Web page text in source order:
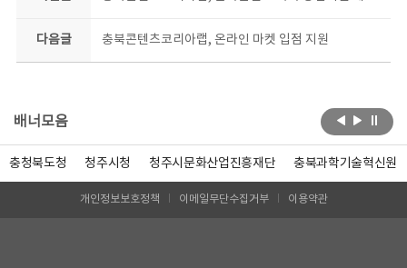
다음글 충북콘텐츠코리아랩, 온라인 마켓 입점 지원
배너모음
충청북도청 청주시청 청주시문화산업진흥재단 충북과학기술혁신원
개인정보보호정책 이메일무단수집거부 이용약관